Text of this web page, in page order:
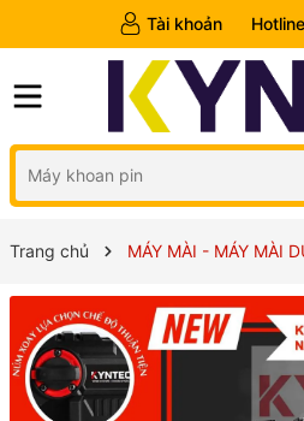
Tài khoản Hotline
Trang chủ MÁY MÀI - MÁY MÀI